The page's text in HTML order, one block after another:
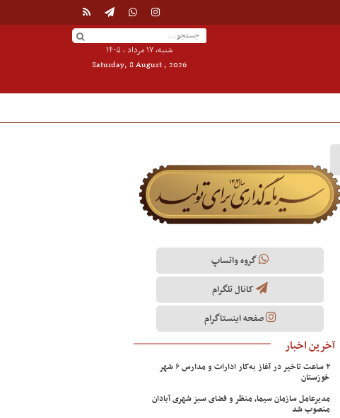
شنبه, ۱۷ مرداد , ۱۴۰۵
Saturday, 8 August , 2026
گروه واتساپ
کانال تلگرام
صفحه اینستاگرام
آخرین اخبار
۲ ساعت تاخیر در آغاز به‌کار ادارات و مدارس ۶ شهر
خوزستان
مدیرعامل سازمان سیما، منظر و فضای سبز شهری آبادان
منصوب شد